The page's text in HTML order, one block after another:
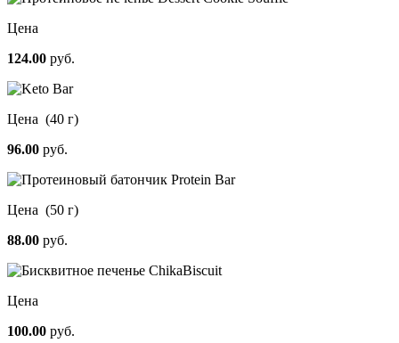
Цена
124.00 руб.
Цена (40 г)
96.00 руб.
Цена (50 г)
88.00 руб.
Цена
100.00 руб.